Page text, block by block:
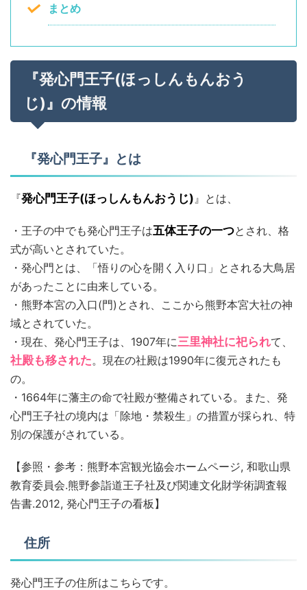
まとめ
『発心門王子(ほっしんもんおう
じ)』の情報
『発心門王子』とは
『発心門王子(ほっしんもんおうじ) 』とは、
・王子の中でも発心門王子は五体王子の一つとされ、格
式が高いとされていた。
・発心門とは、「悟りの心を開く入り口」とされる大鳥居
があったことに由来している。
・熊野本宮の入口(門)とされ、ここから熊野本宮大社の神
域とされていた。
・現在、発心門王子は、1907年に三里神社に祀られて、
社殿も移された。現在の社殿は1990年に復元されたも
の。
・1664年に藩主の命で社殿が整備されている。また、発
心門王子社の境内は「除地・禁殺生」の措置が採られ、特
別の保護がされている。
【参照・参考：熊野本宮観光協会ホームページ, 和歌山県
教育委員会.熊野参詣道王子社及び関連文化財学術調査報
告書.2012, 発心門王子の看板】
住所
発心門王子の住所はこちらです。